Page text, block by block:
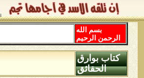
بسم الله
الرحمن الرحيم
كتاب بوارق
الحقائق